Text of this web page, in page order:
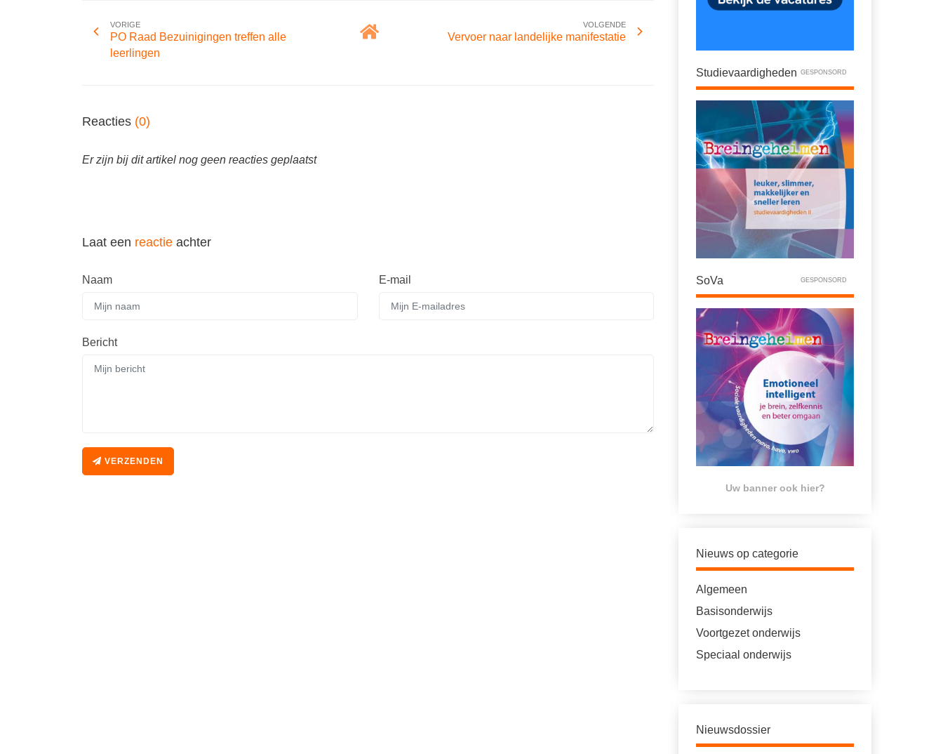
VORIGE
PO Raad Bezuinigingen treffen alle
leerlingen
VOLGENDE
Vervoer naar landelijke manifestatie
Reacties (0)
Er zijn bij dit artikel nog geen reacties geplaatst
Laat een reactie achter
Naam E-mail
Bericht
VERZENDEN
Studievaardigheden GESPONSORD
SoVa GESPONSORD
Uw banner ook hier?
Nieuws op categorie
Algemeen
Basisonderwijs
Voortgezet onderwijs
Speciaal onderwijs
Nieuwsdossier